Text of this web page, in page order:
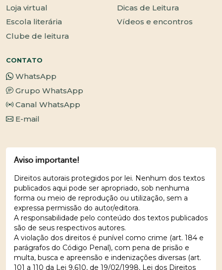
Loja virtual
Escola literária
Clube de leitura
Dicas de Leitura
Vídeos e encontros
CONTATO
WhatsApp
Grupo WhatsApp
Canal WhatsApp
E-mail
Aviso importante!
Direitos autorais protegidos por lei. Nenhum dos textos
publicados aqui pode ser apropriado, sob nenhuma
forma ou meio de reprodução ou utilização, sem a
expressa permissão do autor/editora.
A responsabilidade pelo conteúdo dos textos publicados
são de seus respectivos autores.
A violação dos direitos é punível como crime (art. 184 e
parágrafos do Código Penal), com pena de prisão e
multa, busca e apreensão e indenizações diversas (art.
101 a 110 da Lei 9.610, de 19/02/1998, Lei dos Direitos